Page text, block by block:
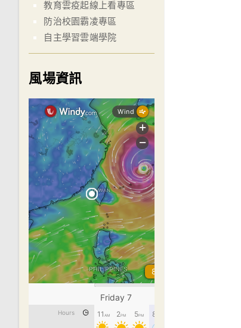
教育雲疫起線上看專區
防治校園霸凌專區
自主學習雲端學院
風場資訊